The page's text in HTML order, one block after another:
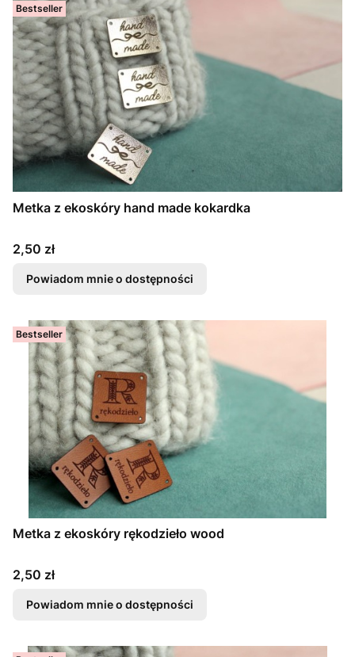
Bestseller
Metka z ekoskóry hand made kokardka
Cena
2,50 zł
Powiadom mnie o dostępności
Bestseller
Metka z ekoskóry rękodzieło wood
Cena
2,50 zł
Powiadom mnie o dostępności